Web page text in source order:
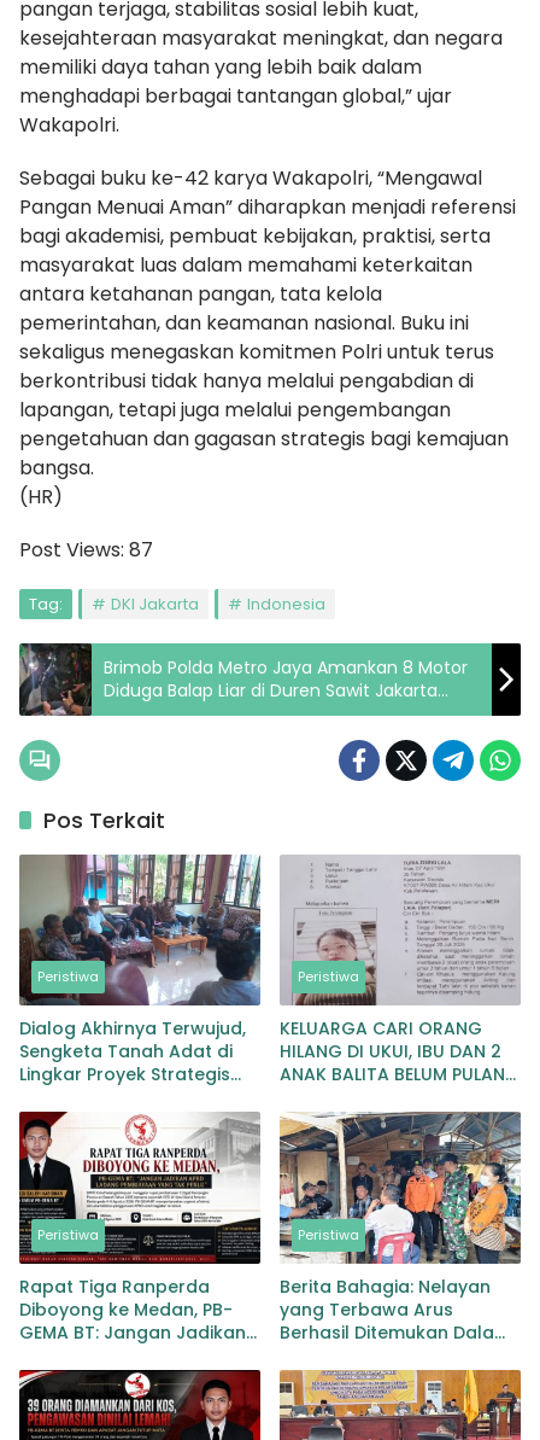
pangan terjaga, stabilitas sosial lebih kuat,
kesejahteraan masyarakat meningkat, dan negara
memiliki daya tahan yang lebih baik dalam
menghadapi berbagai tantangan global,” ujar
Wakapolri.
Sebagai buku ke-42 karya Wakapolri, “Mengawal
Pangan Menuai Aman” diharapkan menjadi referensi
bagi akademisi, pembuat kebijakan, praktisi, serta
masyarakat luas dalam memahami keterkaitan
antara ketahanan pangan, tata kelola
pemerintahan, dan keamanan nasional. Buku ini
sekaligus menegaskan komitmen Polri untuk terus
berkontribusi tidak hanya melalui pengabdian di
lapangan, tetapi juga melalui pengembangan
pengetahuan dan gagasan strategis bagi kemajuan
bangsa.
(HR)
Post Views: 87
Tag: DKI Jakarta Indonesia
Brimob Polda Metro Jaya Amankan 8 Motor
Diduga Balap Liar di Duren Sawit Jakarta
Timur
Pos Terkait
Peristiwa
Dialog Akhirnya Terwujud,
Sengketa Tanah Adat di
Lingkar Proyek Strategis
Baru
Peristiwa
KELUARGA CARI ORANG
HILANG DI UKUI, IBU DAN 2
ANAK BALITA BELUM PULANG
Peristiwa
Rapat Tiga Ranperda
Diboyong ke Medan, PB-
GEMA BT: Jangan Jadikan
yang Tak Perlu
Peristiwa
Berita Bahagia: Nelayan
yang Terbawa Arus
Berhasil Ditemukan Dalam